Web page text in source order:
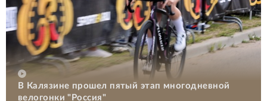
В Калязине прошел пятый этап многодневной
велогонки "Россия"